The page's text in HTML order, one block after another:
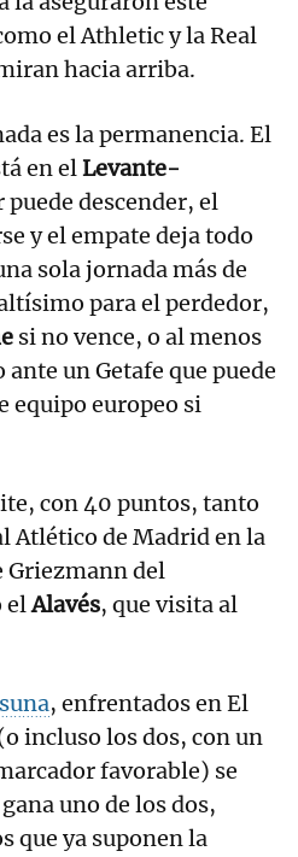
el Athletic y la Real
hacia arriba.
es la permanencia. El
en elLevante-
puede descender, el
y el empate deja todo
sola jornada más de
para el perdedor,
si no vence, o al menos
un Getafe que puede
equipo europeo si
con 40 puntos, tanto
Atlético de Madrid en la
Griezmann del
elAlavés, que visita al
, enfrentados en El
incluso los dos, con un
favorable) se
uno de los dos,
que ya suponen la